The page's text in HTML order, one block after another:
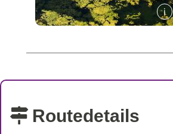
Routedetails